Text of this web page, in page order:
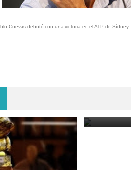
Cuevas debutó con una victoria en el ATP de Sídney.